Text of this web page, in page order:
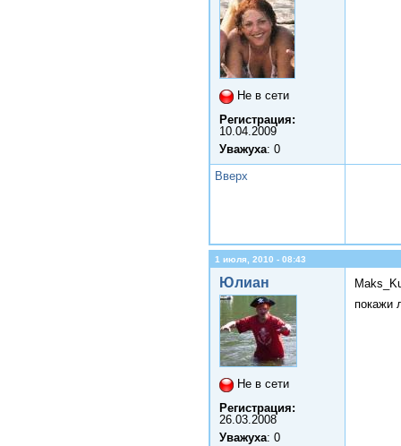
Не в сети
Регистрация:
10.04.2009
Уважуха: 0
Вверх
1 июля, 2010 - 08:43
Юлиан
Не в сети
Регистрация:
26.03.2008
Уважуха: 0
покажи